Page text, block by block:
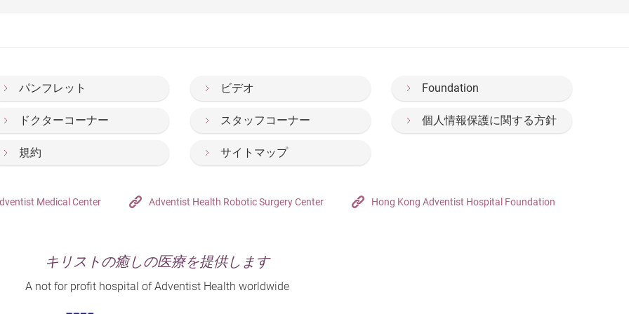
パンフレット ビデオ Foundation
ドクターコーナー スタッフコーナー 個人情報保護に関する方針
規約 サイトマップ
Medical Center Adventist Health Robotic Surgery Center Hong Kong Adventist Hospital Foundation
キリストの癒しの医療を提供します
A not for profit hospital of Adventist Health worldwide